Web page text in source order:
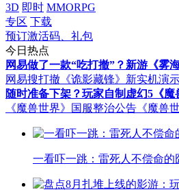
3D 即时 MMORPG
专区 下载
预订激活码、礼包
今日热点
网易做了一款“吃打撤”？新游《雾
网易搜打撤《诡影藏锋》新实机演
随时准备下架？玩家自制虚幻5《
《魔兽世界》国服整治公告 《魔兽
一看吓一跳：雷死人不偿命的